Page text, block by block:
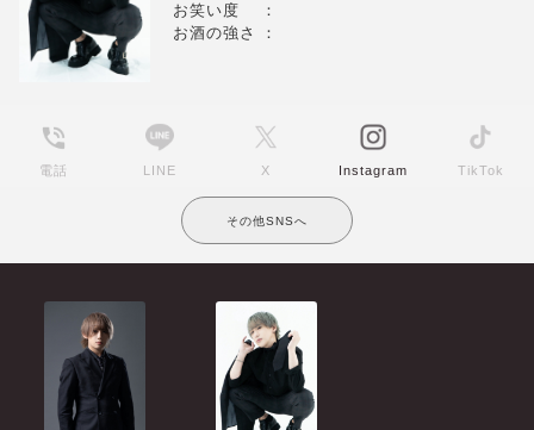
お笑い度
：
お酒の強さ
：
電話 LINE X Instagram TikTok
その他SNSへ